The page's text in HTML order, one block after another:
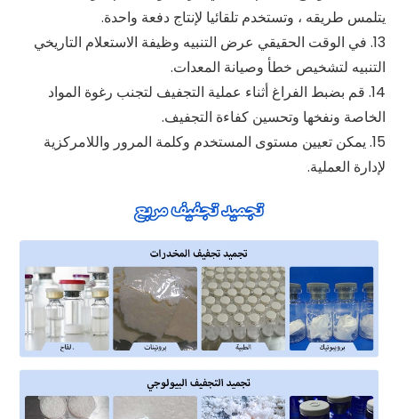
يتلمس طريقه ، وتستخدم تلقائيا لإنتاج دفعة واحدة.
13. في الوقت الحقيقي عرض التنبيه وظيفة الاستعلام التاريخي
التنبيه لتشخيص خطأ وصيانة المعدات.
14. قم بضبط الفراغ أثناء عملية التجفيف لتجنب رغوة المواد
الخاصة ونفخها وتحسين كفاءة التجفيف.
15. يمكن تعيين مستوى المستخدم وكلمة المرور واللامركزية
لإدارة العملية.